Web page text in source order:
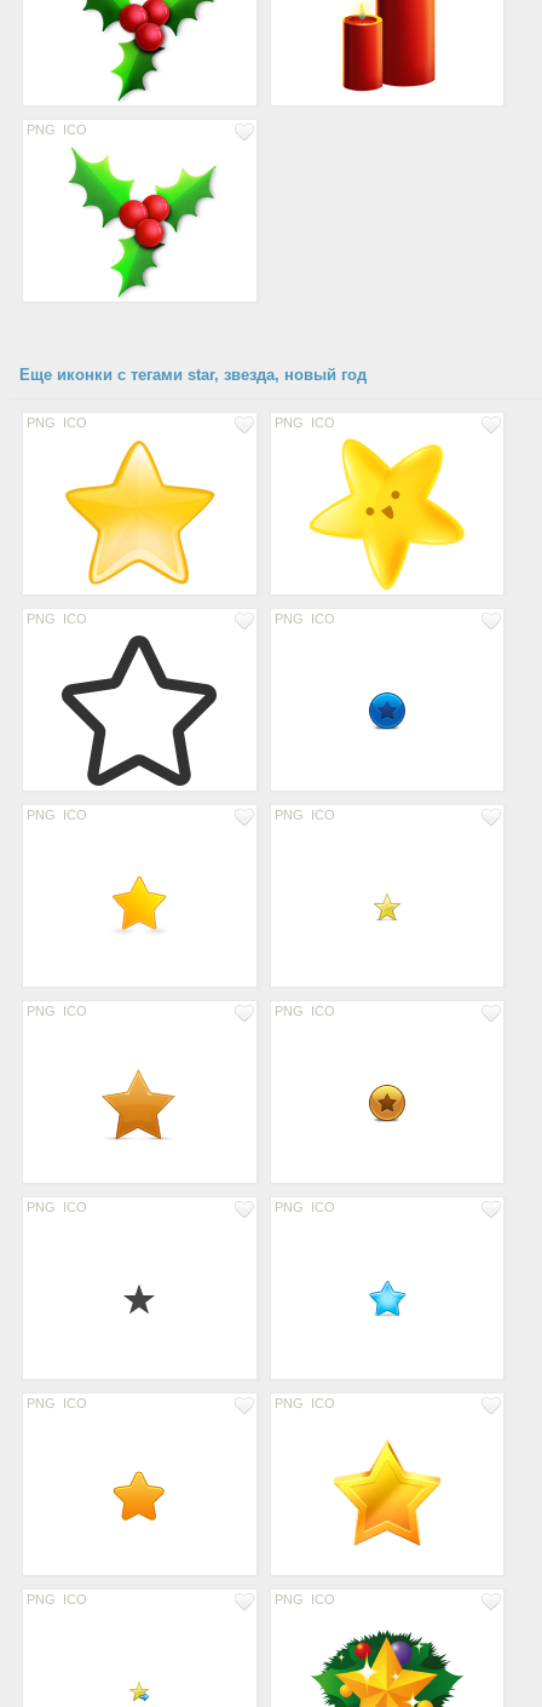
PNG ICO
Еще иконки с тегами star, звезда, новый год
PNG ICO PNG ICO
PNG ICO PNG ICO
PNG ICO PNG ICO
PNG ICO PNG ICO
PNG ICO PNG ICO
PNG ICO PNG ICO
PNG ICO PNG ICO